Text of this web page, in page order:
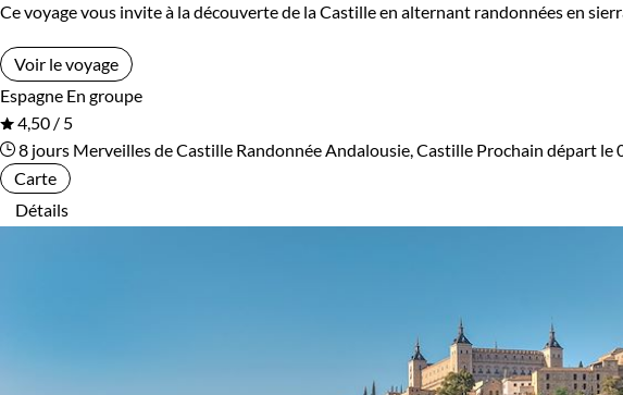
Ce voyage vous invite à la découverte de la Castille en alternant randonnées en
Voir le voyage
Espagne En groupe
4,50 / 5
8 jours Merveilles de Castille Randonnée Andalousie, Castille Prochain départ le
Carte
Détails